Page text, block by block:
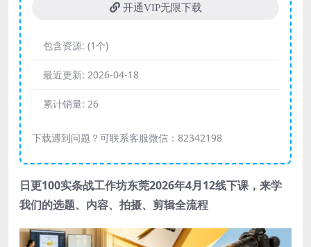
开通VIP无限下载
包含资源: (1个)
最近更新: 2026-04-18
累计销量: 26
下载遇到问题？可联系客服微信：82342198
日更100实条‬战工作坊东莞2026年4月12线下课，来学
我们的选题、内容、拍摄、剪辑全流程